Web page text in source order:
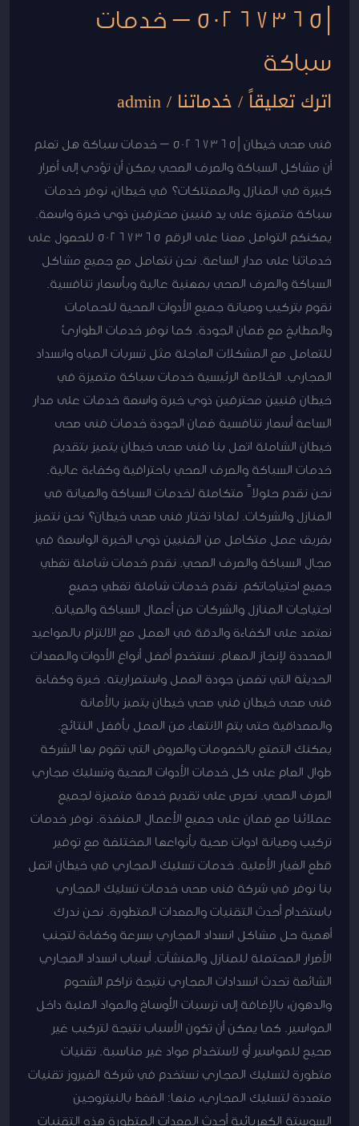
|50267365 – خدمات
سباكة
اترك تعليقاً/خدماتنا /
admin
فنى صحى خيطان |50267365 – خدمات سباكة هل تعلم
أن مشاكل السباكة والصرف الصحي يمكن أن تؤدي إلى أضرار
كبيرة في المنازل والممتلكات؟ في خيطان، نوفر خدمات
سباكة متميزة على يد فنيين محترفين ذوي خبرة واسعة.
يمكنكم التواصل معنا على الرقم 50267365 للحصول على
خدماتنا على مدار الساعة. نحن نتعامل مع جميع مشاكل
السباكة والصرف الصحي بمهنية عالية وبأسعار تنافسية.
نقوم بتركيب وصيانة جميع الأدوات الصحية للحمامات
والمطابخ مع ضمان الجودة. كما نوفر خدمات الطوارئ
للتعامل مع المشكلات العاجلة مثل تسربات المياه وانسداد
المجاري. الخلاصة الرئيسية خدمات سباكة متميزة في
خيطان فنيين محترفين ذوي خبرة واسعة خدمات على مدار
الساعة أسعار تنافسية ضمان الجودة خدمات فنى صحى
خيطان الشاملة اتصل بنا فنى صحى خيطان يتميز بتقديم
خدمات السباكة والصرف الصحي باحترافية وكفاءة عالية.
نحن نقدم حلولاً متكاملة لخدمات السباكة والصيانة في
المنازل والشركات. لماذا تختار فنى صحى خيطان؟ نحن نتميز
بفريق عمل متكامل من الفنيين ذوي الخبرة الواسعة في
مجال السباكة والصرف الصحي. نقدم خدمات شاملة تغطي
جميع احتياجاتكم. نقدم خدمات شاملة تغطي جميع
احتياجات المنازل والشركات من أعمال السباكة والصيانة.
نعتمد على الكفاءة والدقة في العمل مع الالتزام بالمواعيد
المحددة لإنجاز المهام. نستخدم أفضل أنواع الأدوات والمعدات
الحديثة التي تضمن جودة العمل واستمراريته. خبرة وكفاءة
فنى صحى خيطان فني صحي خيطان يتميز بالأمانة
والمصداقية حتى يتم الانتهاء من العمل بأفضل النتائج.
يمكنك التمتع بالخصومات والعروض التي تقوم بها الشركة
طوال العام على كل خدمات الأدوات الصحية وتسليك مجاري
الصرف الصحي. نحرص على تقديم خدمة متميزة لجميع
عملائنا مع ضمان على جميع الأعمال المنفذة. نوفر خدمات
تركيب وصيانة ادوات صحية بأنواعها المختلفة مع توفير
قطع الغيار الأصلية. خدمات تسليك المجاري في خيطان اتصل
بنا نوفر في شركة فنى صحى خدمات تسليك المجاري
باستخدام أحدث التقنيات والمعدات المتطورة. نحن ندرك
أهمية حل مشاكل انسداد المجاري بسرعة وكفاءة لتجنب
الأضرار المحتملة للمنازل والمنشآت. أسباب انسداد المجاري
الشائعة تحدث انسدادات المجاري نتيجة تراكم الشحوم
والدهون، بالإضافة إلى ترسبات الأوساخ والمواد الصلبة داخل
المواسير. كما يمكن أن تكون الأسباب نتيجة لتركيب غير
صحيح للمواسير أو لاستخدام مواد غير مناسبة. تقنيات
متطورة لتسليك المجاري نستخدم في شركة الفيروز تقنيات
متعددة لتسليك المجاري، منها: الضغط بالنيتروجين
السوستة الكهربائية أحدث المعدات المتطورة هذه التقنيات